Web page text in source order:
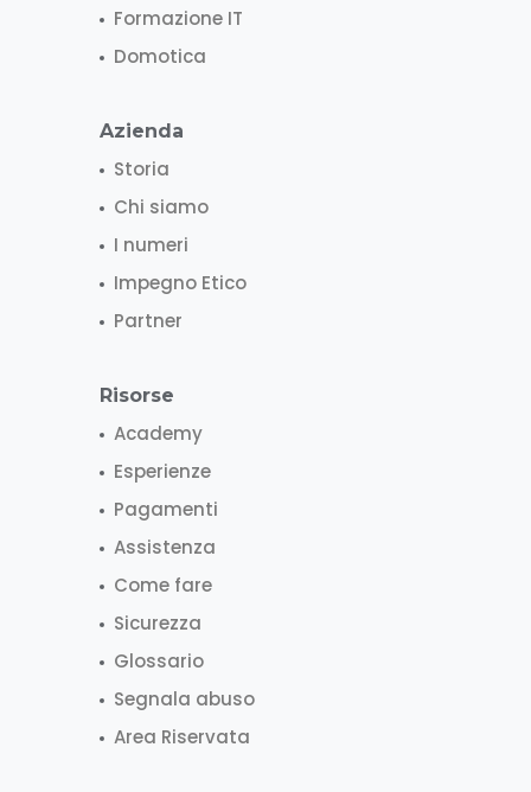
Formazione IT
Domotica
Azienda
Storia
Chi siamo
I numeri
Impegno Etico
Partner
Risorse
Academy
Esperienze
Pagamenti
Assistenza
Come fare
Sicurezza
Glossario
Segnala abuso
Area Riservata